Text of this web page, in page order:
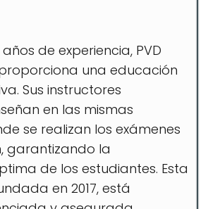
de experiencia, PVD
una educación
Sus instructores
en las mismas
se realizan los exámenes
garantizando la
de los estudiantes. Esta
en 2017, está